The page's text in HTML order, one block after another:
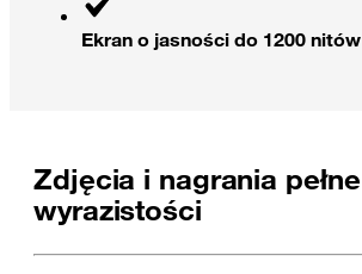
Ekran o jasności do 1200 nitów
Zdjęcia i nagrania pełne
wyrazistości